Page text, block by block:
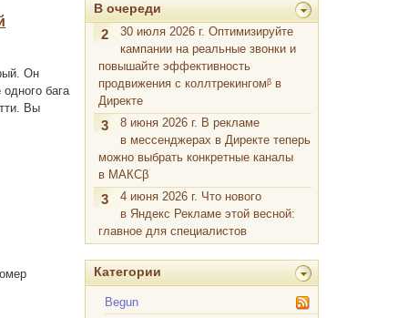
Он
бага
Вы
В очереди
2
30 июля 2026 г. Оптимизируйте
кампании на реальные звонки и
повышайте эффективность
продвижения с коллтрекингомᵝ в
Директе
3
8 июня 2026 г. В рекламе
в мессенджерах в Директе теперь
можно выбрать конкретные каналы
в МАКСβ
3
4 июня 2026 г. Что нового
в Яндекс Рекламе этой весной:
главное для специалистов
Категории
Begun